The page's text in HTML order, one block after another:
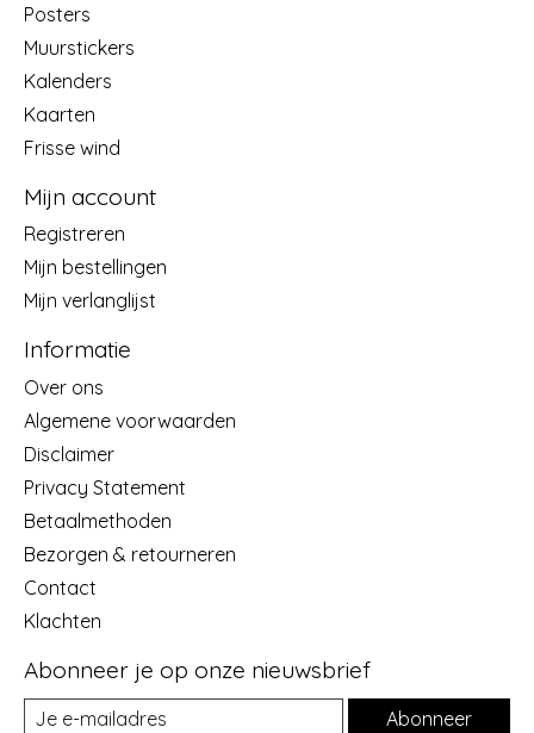
Posters
Muurstickers
Kalenders
Kaarten
Frisse wind
Mijn account
Registreren
Mijn bestellingen
Mijn verlanglijst
Informatie
Over ons
Algemene voorwaarden
Disclaimer
Privacy Statement
Betaalmethoden
Bezorgen & retourneren
Contact
Klachten
Abonneer je op onze nieuwsbrief
Abonneer